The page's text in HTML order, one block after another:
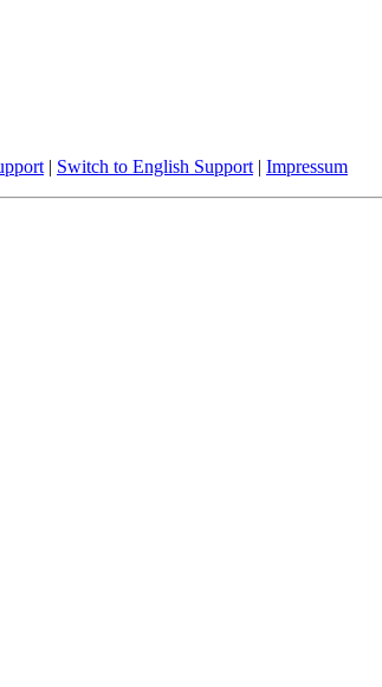
| Switch to English Support | Impressum